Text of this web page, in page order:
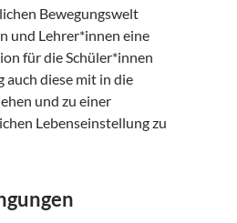
Bewegungswelt
und Lehrer*innen eine
für die Schüler*innen
auch diese mit in die
und zu einer
Lebenseinstellung zu